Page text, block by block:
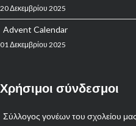
20 Δεκεμβρίου 2025
Advent Calendar
01 Δεκεμβρίου 2025
Χρήσιμοι σύνδεσμοι
Σύλλογος γονέων του σχολείου μας